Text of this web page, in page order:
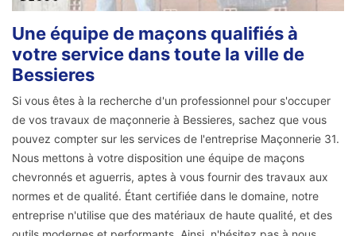
Une équipe de maçons qualifiés à
votre service dans toute la ville de
Bessieres
Si vous êtes à la recherche d'un professionnel pour s'occuper
de vos travaux de maçonnerie à Bessieres, sachez que vous
pouvez compter sur les services de l'entreprise Maçonnerie 31.
Nous mettons à votre disposition une équipe de maçons
chevronnés et aguerris, aptes à vous fournir des travaux aux
normes et de qualité. Étant certifiée dans le domaine, notre
entreprise n'utilise que des matériaux de haute qualité, et des